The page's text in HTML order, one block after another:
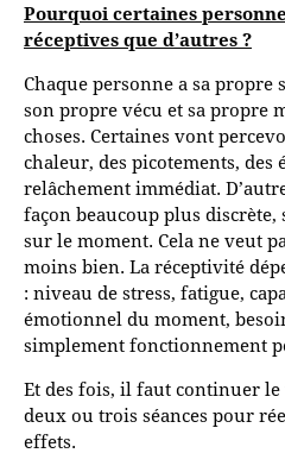
Pourquoi certaines
réceptives que d’autres ?
Chaque personne a sa propre
son propre vécu et sa propre
choses. Certaines vont
chaleur, des picotements, des
relâchement immédiat.
façon beaucoup plus
sur le moment. Cela ne veut
moins bien. La réceptivité
: niveau de stress, fatigue,
émotionnel du moment,
simplement fonctionnement
Et des fois, il faut continuer
deux ou trois séances pour
effets.